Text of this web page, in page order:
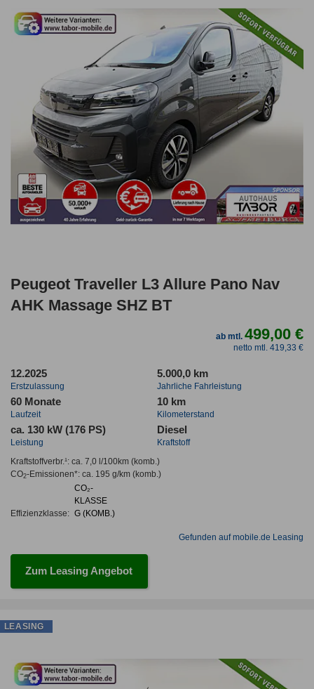
Peugeot Traveller L3 Allure Pano Nav
AHK Massage SHZ BT
ab mtl.499,00 €
netto mtl. 419,33 €
12.2025
Erstzulassung
5.000,0 km
Jahrliche Fahrleistung
60 Monate
Laufzeit
10 km
Kilometerstand
ca. 130 kW (176 PS)
Leistung
Diesel
Kraftstoff
Kraftstoffverbr.¹: ca. 7,0 l/100km(komb.)
CO2-Emissionen*: ca. 195 g/km(komb.)
Effizienzklasse:
CO₂-
KLASSE
G (KOMB.)
Gefunden auf mobile.de Leasing
Zum Leasing Angebot
LEASING